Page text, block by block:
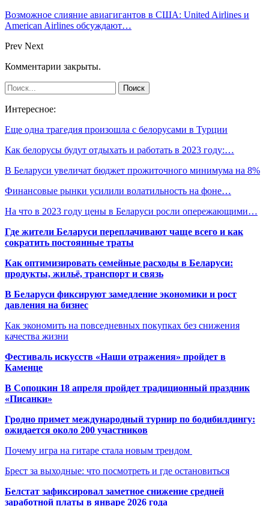
Возможное слияние авиагигантов в США: United Airlines и
American Airlines обсуждают…
Prev Next
Комментарии закрыты.
Интересное:
Еще одна трагедия произошла с белорусами в Турции
Как белорусы будут отдыхать и работать в 2023 году:…
В Беларуси увеличат бюджет прожиточного минимума на 8%
Финансовые рынки усилили волатильность на фоне…
На что в 2023 году цены в Беларуси росли опережающими…
Где жители Беларуси переплачивают чаще всего и как
сократить постоянные траты
Как оптимизировать семейные расходы в Беларуси:
продукты, жильё, транспорт и связь
В Беларуси фиксируют замедление экономики и рост
давления на бизнес
Как экономить на повседневных покупках без снижения
качества жизни
Фестиваль искусств «Наши отражения» пройдет в
Каменце
В Сопоцкин 18 апреля пройдет традиционный праздник
«Писанки»
Гродно примет международный турнир по бодибилдингу:
ожидается около 200 участников
Почему игра на гитаре стала новым трендом
Брест за выходные: что посмотреть и где остановиться
Белстат зафиксировал заметное снижение средней
заработной платы в январе 2026 года